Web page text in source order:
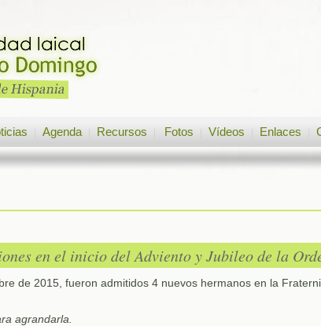
Agenda Recursos Fotos Vídeos Enlaces
en el inicio del Adviento y Jubileo de la
de 2015, fueron admitidos 4 nuevos hermanos en la
agrandarla.